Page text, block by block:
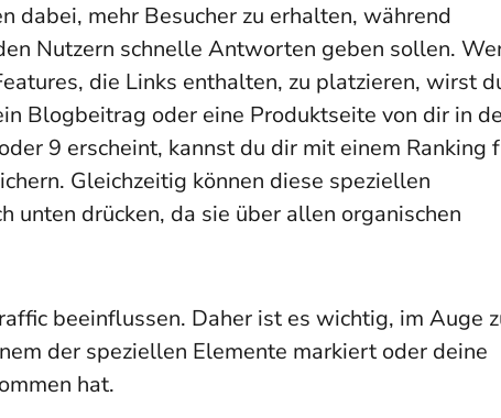
dabei, mehr Besucher zu erhalten, während
Nutzern schnelle Antworten geben sollen.
die Links enthalten, zu platzieren, wirst
Blogbeitrag oder eine Produktseite von dir in
9 erscheint, kannst du dir mit einem Ranking
Gleichzeitig können diese speziellen
unten drücken, da sie über allen organischen
beeinflussen. Daher ist es wichtig, im Auge
der speziellen Elemente markiert oder deine
hat.